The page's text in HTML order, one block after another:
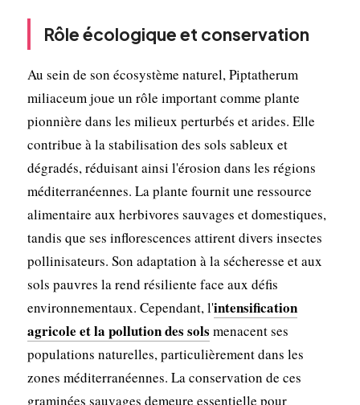
Rôle écologique et conservation
Au sein de son écosystème naturel, Piptatherum
miliaceum joue un rôle important comme plante
pionnière dans les milieux perturbés et arides. Elle
contribue à la stabilisation des sols sableux et
dégradés, réduisant ainsi l'érosion dans les régions
méditerranéennes. La plante fournit une ressource
alimentaire aux herbivores sauvages et domestiques,
tandis que ses inflorescences attirent divers insectes
pollinisateurs. Son adaptation à la sécheresse et aux
sols pauvres la rend résiliente face aux défis
environnementaux. Cependant, l'intensification
agricole et la pollution des sols menacent ses
populations naturelles, particulièrement dans les
zones méditerranéennes. La conservation de ces
graminées sauvages demeure essentielle pour